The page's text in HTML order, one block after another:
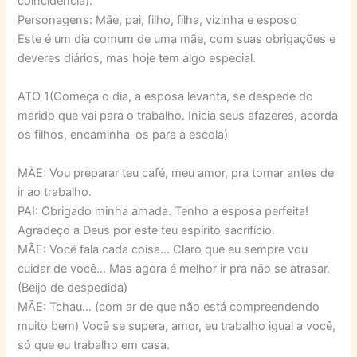
Personagens: Mãe, pai, filho, filha, vizinha e esposo
Este é um dia comum de uma mãe, com suas obrigações e
deveres diários, mas hoje tem algo especial.
ATO 1(Começa o dia, a esposa levanta, se despede do
marido que vai para o trabalho. Inicia seus afazeres, acorda
os filhos, encaminha-os para a escola)
MÃE: Vou preparar teu café, meu amor, pra tomar antes de
ir ao trabalho.
PAI: Obrigado minha amada. Tenho a esposa perfeita!
Agradeço a Deus por este teu espírito sacrifício.
MÃE: Você fala cada coisa… Claro que eu sempre vou
cuidar de você… Mas agora é melhor ir pra não se atrasar.
(Beijo de despedida)
MÃE: Tchau… (com ar de que não está compreendendo
muito bem) Você se supera, amor, eu trabalho igual a você,
só que eu trabalho em casa.